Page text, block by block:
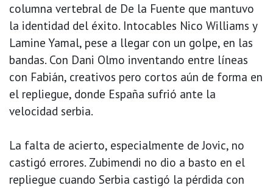
columna vertebral de De la Fuente que mantuvo
la identidad del éxito. Intocables Nico Williams y
Lamine Yamal, pese a llegar con un golpe, en las
bandas. Con Dani Olmo inventando entre líneas
con Fabián, creativos pero cortos aún de forma en
el repliegue, donde España sufrió ante la
velocidad serbia.
La falta de acierto, especialmente de Jovic, no
castigó errores. Zubimendi no dio a basto en el
repliegue cuando Serbia castigó la pérdida con